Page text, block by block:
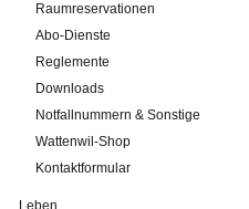
Raumreservationen
Abo-Dienste
Reglemente
Downloads
Notfallnummern & Sonstige
Wattenwil-Shop
Kontaktformular
Leben